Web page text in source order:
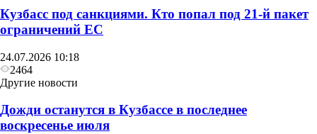
В Кузбассе появится новый способ оплаты
проезда — через мессенджер "Макс"
Кузбасс под санкциями. Кто попал под 21‑й пакет
ограничений ЕС
24.07.2026 10:18
2464
Другие новости
Дожди останутся в Кузбассе в последнее
воскресенье июля